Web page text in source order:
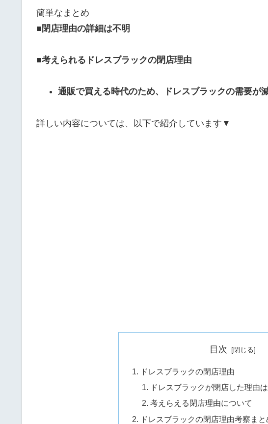
簡単なまとめ
■閉店理由の詳細は不明
■考えられるドレスブラックの閉店理由
通販で買える時代のため、ドレスブラックの需要が
詳しい内容については、以下で紹介しています▼
目次
ドレスブラックの閉店理由
ドレスブラックが閉店した理由
考えらえる閉店理由について
ドレスブラックの閉店理由考察まと